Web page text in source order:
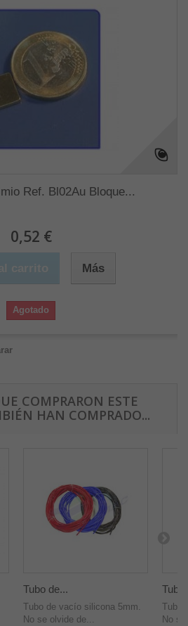
Ref. Bl02Au Bloque...
0,52 €
Más
Agotado
COMPRARON ESTE
HAN COMPRADO...
Tubo de...
Tubo de vacío silicona 5mm.
No se olvide de...
Tubo
Tubo
No